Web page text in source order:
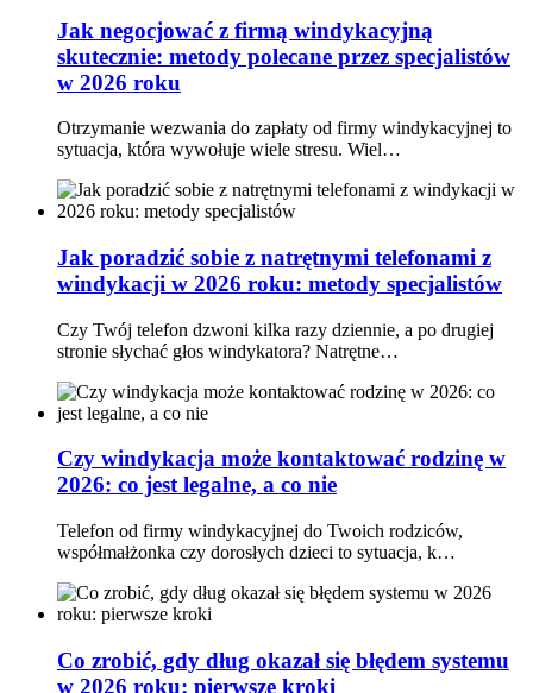
Jak negocjować z firmą windykacyjną
skutecznie: metody polecane przez specjalistów
w 2026 roku
Otrzymanie wezwania do zapłaty od firmy windykacyjnej to
sytuacja, która wywołuje wiele stresu. Wiel…
Jak poradzić sobie z natrętnymi telefonami z
windykacji w 2026 roku: metody specjalistów
Czy Twój telefon dzwoni kilka razy dziennie, a po drugiej
stronie słychać głos windykatora? Natrętne…
Czy windykacja może kontaktować rodzinę w
2026: co jest legalne, a co nie
Telefon od firmy windykacyjnej do Twoich rodziców,
współmałżonka czy dorosłych dzieci to sytuacja, k…
Co zrobić, gdy dług okazał się błędem systemu
w 2026 roku: pierwsze kroki